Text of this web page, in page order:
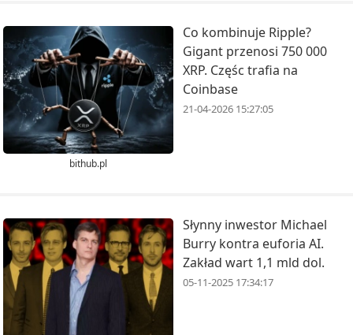
bithub.pl
Co kombinuje Ripple?
Gigant przenosi 750 000
XRP. Częśc trafia na
Coinbase
21-04-2026 15:27:05
Słynny inwestor Michael
Burry kontra euforia AI.
Zakład wart 1,1 mld dol.
05-11-2025 17:34:17